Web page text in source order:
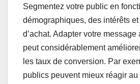
Segmentez votre public en
démographiques, des intérêts
d’achat. Adapter votre
peut considérablement
les taux de conversion. Par
publics peuvent mieux réagir au